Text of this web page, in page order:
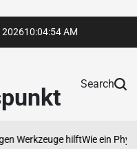
202610:04:55 AM
Search
hilftWie ein